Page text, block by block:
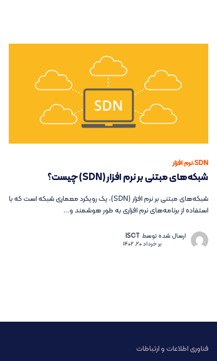
SDN،نرم افزار
شبکه‌های مبتنی بر نرم افزار (SDN) چیست؟
شبکه‌های مبتنی بر نرم افزار (SDN)، یک رویکرد معماری شبکه است که با
استفاده از برنامه‌های نرم افزاری به طور هوشمند و...
ارسال شده توسط ISCT
برخرداد 20, 1402
فناوری اطلاعات و ارتباطات